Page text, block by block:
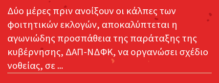
Δύο μέρες πριν ανοίξουν οι κάλπες των
φοιτητικών εκλογών, αποκαλύπτεται η
αγωνιώδης προσπάθεια της παράταξης της
κυβέρνησης, ΔΑΠ-ΝΔΦΚ, να οργανώσει σχέδιο
νοθείας, σε ...